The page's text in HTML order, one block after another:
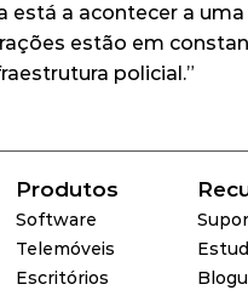
está a acontecer a
estão em
policial.”
Produtos
Software
Telemóveis
Escritórios